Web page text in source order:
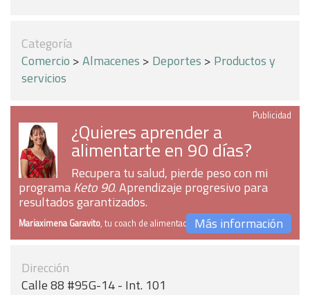
Categoría
Comercio >Almacenes > Deportes > Productos y
servicios
Publicidad
¿Quieres aprender a
alimentarte en 90 días?
Recupera tu salud, pierde peso con mi
programaKeto 90. Aprendizaje progresivo para
resultados garantizados.
Mariaximena Garavito, tu coach de alimentaciónMás información
Dirección
Calle 88 #95G-14 - Int. 101